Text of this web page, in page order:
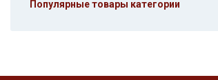
Популярные товары категории